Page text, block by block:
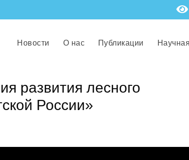
Новости О нас Публикации
развития лесного
России»